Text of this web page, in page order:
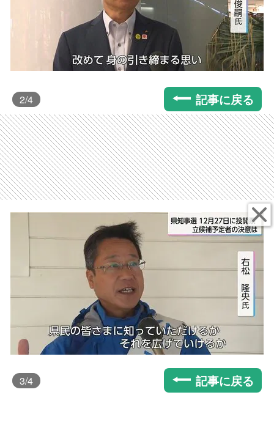
2/4 記事に戻る
3/4 記事に戻る